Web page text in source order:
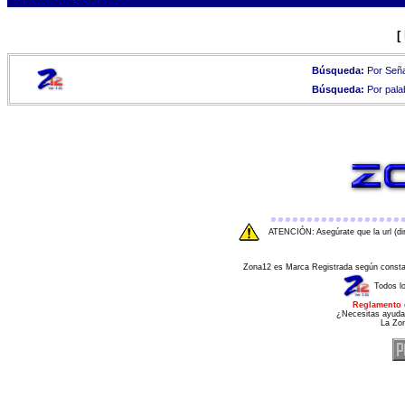
[
Búsqueda: Por
Búsqueda: Por
ATENCIÓN: Asegúrate que la url
Zona12 es Marca Registrada según
Todos
¿Necesitas
La